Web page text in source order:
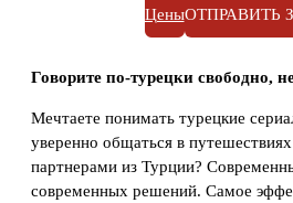
ЦеныОТПРАВИТЬ
Говорите по-турецки свободно,
Мечтаете понимать турецкие
уверенно общаться в путешествиях
партнерами из Турции?
современных решений. Самое